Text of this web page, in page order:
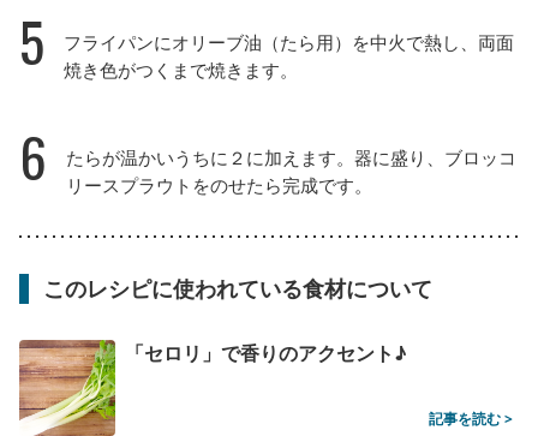
5
フライパンにオリーブ油（たら用）を中火で熱し、両面
焼き色がつくまで焼きます。
6
たらが温かいうちに２に加えます。器に盛り、ブロッコ
リースプラウトをのせたら完成です。
このレシピに使われている食材について
「セロリ」で香りのアクセント♪
記事を読む >